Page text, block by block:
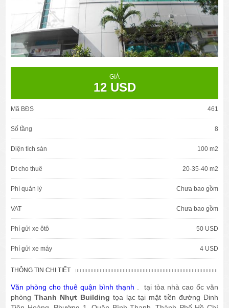
GIÁ
12 USD
Mã BĐS 461
Số tầng 8
Diện tích sàn 100 m2
Dt cho thuê 20-35-40 m2
Phí quản lý Chưa bao gồm
VAT Chưa bao gồm
Phí gửi xe ôtô 50 USD
Phí gửi xe máy 4 USD
THÔNG TIN CHI TIẾT
Văn phòng cho thuê quận bình thạnh . tại tòa nhà cao ốc văn
phòngThanh Nhựt Building tọa lạc tại mặt tiền đường Đinh